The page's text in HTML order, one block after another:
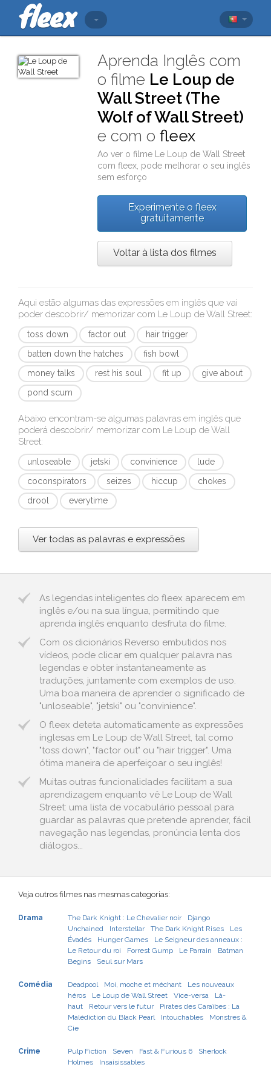
Aprenda Inglês com
o filme Le Loup de
Wall Street (The
Wolf of Wall Street)
e com ofleex
Ao ver o filme
Le Loup de Wall Street
comfleex , pode melhorar o seu inglês
sem esforço
Experimente o fleex
gratuitamente
Voltar à lista dos filmes
Aqui estão algumas das expressões em inglês que vai
poder descobrir/ memorizar com Le Loup de Wall Street:
toss down factor out
hair trigger
batten down the hatches
fish bowl
money talks
rest his soul fit up
give about
pond scum
Abaixo encontram-se algumas palavras em inglês que
poderá descobrir/ memorizar com Le Loup de Wall
Street:
unloseable jetski convinience
lude
coconspirators
seizes hiccup
chokes
drool
everytime
Ver todas as palavras e expressões
As legendas inteligentes do fleex aparecem em
inglês e/ou na sua língua, permitindo que
aprenda inglês enquanto desfruta do filme.
Com os dicionários Reverso embutidos nos
vídeos, pode clicar em qualquer palavra nas
legendas e obter instantaneamente as
traduções, juntamente com exemplos de uso.
Uma boa maneira de aprender o significado de
"unloseable", "jetski" ou "convinience".
O fleex deteta automaticamente as expressões
inglesas em Le Loup de Wall Street, tal como
"toss down", "factor out" ou "hair trigger". Uma
ótima maneira de aperfeiçoar o seu inglês!
Muitas outras funcionalidades facilitam a sua
aprendizagem enquanto vê Le Loup de Wall
Street: uma lista de vocabulário pessoal para
guardar as palavras que pretende aprender, fácil
navegação nas legendas, pronúncia lenta dos
diálogos...
Veja outros filmes nas mesmas categorias:
Drama The Dark Knight : Le Chevalier noir
Django
Unchained
Interstellar The Dark Knight Rises
Les
Évadés
Hunger Games
Le Seigneur des anneaux :
Le Retour du roi
Forrest Gump Le Parrain
Batman
Begins
Seul sur Mars
Comédia Deadpool Moi, moche et méchant
Les nouveaux
héros
Le Loup de Wall Street Vice-versa
Là-
haut
Retour vers le futur
Pirates des Caraïbes : La
Malédiction du Black Pearl
Intouchables
Monstres &
Cie
Crime Pulp Fiction Seven Fast & Furious 6
Sherlock
Holmes
Insaisissables